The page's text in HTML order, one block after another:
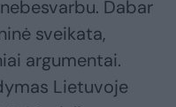
Dabar
sveikata,
argumentai.
Lietuvoje